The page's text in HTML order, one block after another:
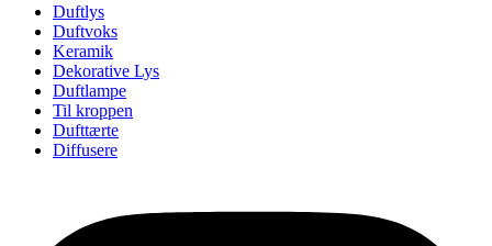
Duftlys
Duftvoks
Keramik
Dekorative Lys
Duftlampe
Til kroppen
Dufttærte
Diffusere